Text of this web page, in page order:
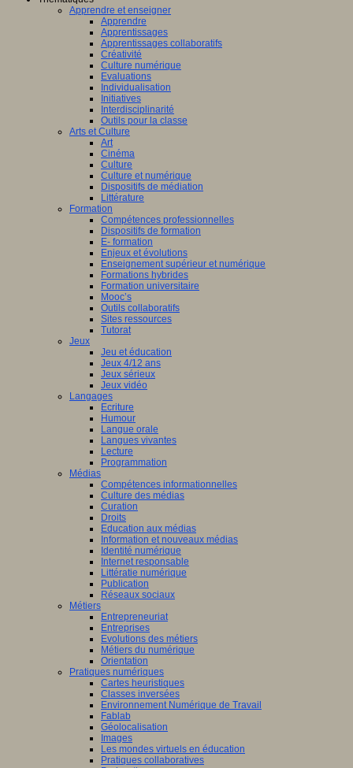
Apprendre et enseigner
Apprendre
Apprentissages
Apprentissages collaboratifs
Créativité
Culture numérique
Evaluations
Individualisation
Initiatives
Interdisciplinarité
Outils pour la classe
Arts et Culture
Art
Cinéma
Culture
Culture et numérique
Dispositifs de médiation
Littérature
Formation
Compétences professionnelles
Dispositifs de formation
E- formation
Enjeux et évolutions
Enseignement supérieur et numérique
Formations hybrides
Formation universitaire
Mooc’s
Outils collaboratifs
Sites ressources
Tutorat
Jeux
Jeu et éducation
Jeux 4/12 ans
Jeux sérieux
Jeux vidéo
Langages
Ecriture
Humour
Langue orale
Langues vivantes
Lecture
Programmation
Médias
Compétences informationnelles
Culture des médias
Curation
Droits
Education aux médias
Information et nouveaux médias
Identité numérique
Internet responsable
Littératie numérique
Publication
Réseaux sociaux
Métiers
Entrepreneuriat
Entreprises
Evolutions des métiers
Métiers du numérique
Orientation
Pratiques numériques
Cartes heuristiques
Classes inversées
Environnement Numérique de Travail
Fablab
Géolocalisation
Images
Les mondes virtuels en éducation
Pratiques collaboratives